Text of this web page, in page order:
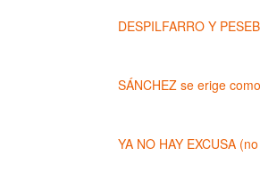
DESPILFARRO Y
SÁNCHEZ se erige
YA NO HAY EXCUSA